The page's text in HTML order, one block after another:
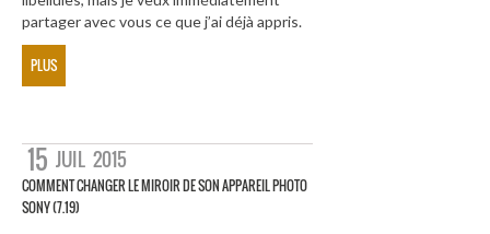
partager avec vous ce que j’ai déjà appris.
PLUS
15 JUIL 2015
COMMENT CHANGER LE MIROIR DE SON APPAREIL PHOTO
SONY (7.19)